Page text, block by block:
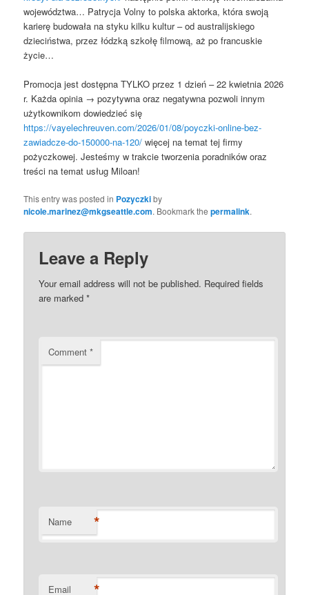
województwa… Patrycja Volny to polska aktorka, która swoją
karierę budowała na styku kilku kultur – od australijskiego
dzieciństwa, przez łódzką szkołę filmową, aż po francuskie
życie…
Promocja jest dostępna TYLKO przez 1 dzień – 22 kwietnia 2026
r. Każda opinia → pozytywna oraz negatywna pozwoli innym
użytkownikom dowiedzieć się
https://vayelechreuven.com/2026/01/08/poyczki-online-bez-
zawiadcze-do-150000-na-120/ więcej na temat tej firmy
pożyczkowej. Jesteśmy w trakcie tworzenia poradników oraz
treści na temat usług Miloan!
This entry was posted in Pozyczkiby
nicole.marinez@mkgseattle.com. Bookmark thepermalink.
Leave a Reply
Your email address will not be published. Required fields
are marked*
Comment*
Name *
Email *